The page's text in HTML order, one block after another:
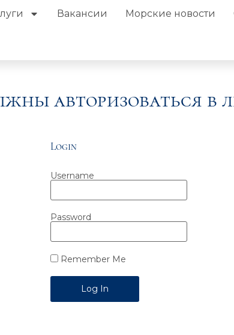
Вакансии Морские новости
авторизоваться в
Login
Username
Password
Remember Me